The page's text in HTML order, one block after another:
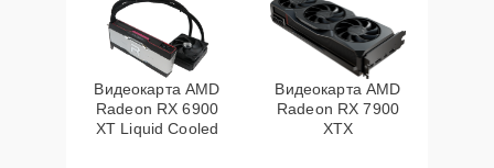
Видеокарта AMD
Radeon RX 6900
XT Liquid Cooled
Видеокарта AMD
Radeon RX 7900
XTX